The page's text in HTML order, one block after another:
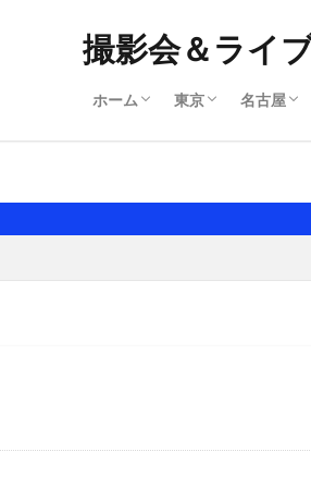
撮影会＆ライ
ホーム
サイトマップ
規約
システム
東京
東京撮影会
東京ライブ
名古屋
名古屋
名古屋
ウイッシュは